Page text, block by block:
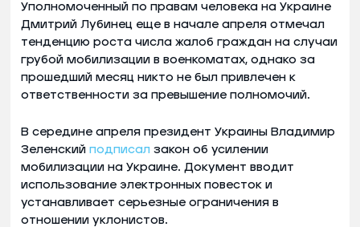
Уполномоченный по правам человека на Украине
Дмитрий Лубинец еще в начале апреля отмечал
тенденцию роста числа жалоб граждан на случаи
грубой мобилизации в военкоматах, однако за
прошедший месяц никто не был привлечен к
ответственности за превышение полномочий.
В середине апреля президент Украины Владимир
Зеленский подписал закон об усилении
мобилизации на Украине. Документ вводит
использование электронных повесток и
устанавливает серьезные ограничения в
отношении уклонистов.